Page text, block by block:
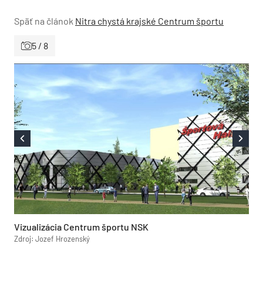
Späť na článok Nitra chystá krajské Centrum športu
5 / 8
Vizualizácia Centrum športu NSK
Zdroj: Jozef Hrozenský